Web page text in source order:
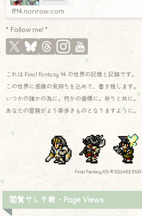
ff14.norirow.com
* Follow me! *
これは Final Fantasy 14 の世界の記憶と記録です。
この世界に感謝の気持ちを込めて、書き残します。
いつかの誰かの為に。何かの道標に。祈りと共に。
あなたの冒険がより幸多きものとなりますように。
Final Fantasy XIV © SQUARE ENIX
閲覧サレタ数・Page Views